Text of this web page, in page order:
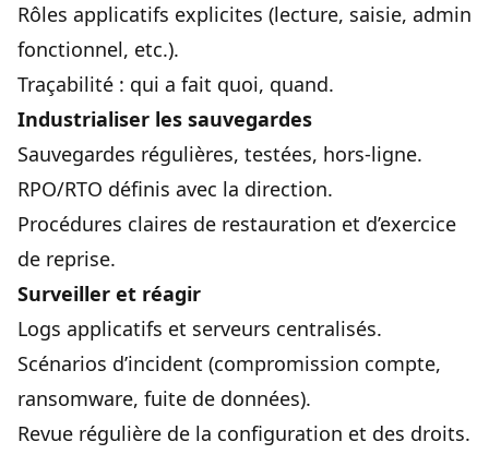
Rôles applicatifs explicites (lecture, saisie, admin
fonctionnel, etc.).
Traçabilité : qui a fait quoi, quand.
Industrialiser les sauvegardes
Sauvegardes régulières, testées, hors-ligne.
RPO/RTO définis avec la direction.
Procédures claires de restauration et d’exercice
de reprise.
Surveiller et réagir
Logs applicatifs et serveurs centralisés.
Scénarios d’incident (compromission compte,
ransomware, fuite de données).
Revue régulière de la configuration et des droits.